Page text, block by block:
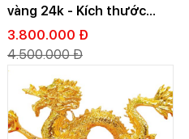
vàng 24k - Kích thước
27x34 cm
3.800.000 Đ
4.500.000 Đ